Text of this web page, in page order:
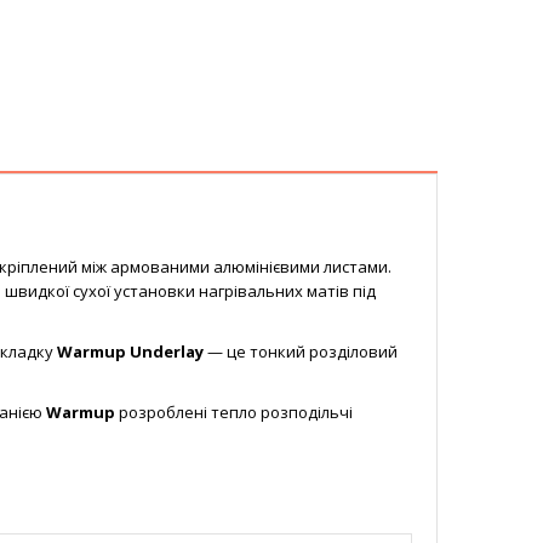
між армованими алюмінієвими листами.
сухої установки нагрівальних матів під
Warmup Underlay— це тонкий розділовий
Warmup розроблені тепло розподільчі